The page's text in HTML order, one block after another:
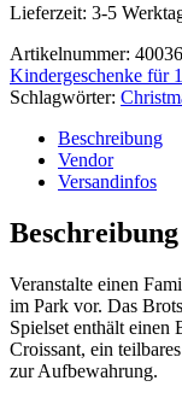
Lieferzeit: 3-5
Artikelnummer:
Kindergeschenke für
Schlagwörter:
Beschreibung
Vendor
Versandinfos
Beschreibung
Veranstalte einen
im Park vor. Das
Spielset enthält einen
Croissant, ein
zur Aufbewahrung.